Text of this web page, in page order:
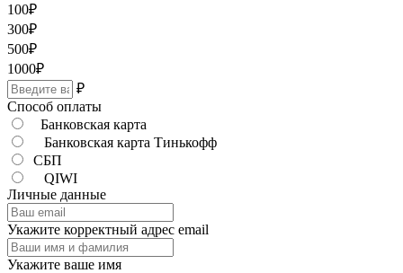
100₽
300₽
500₽
1000₽
₽
Способ оплаты
Банковская карта
Банковская карта Тинькофф
СБП
QIWI
Личные данные
Укажите корректный адрес email
Укажите ваше имя